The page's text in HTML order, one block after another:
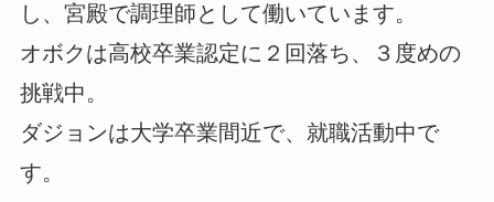
し、宮殿で調理師として働いています。
オボクは高校卒業認定に２回落ち、３度めの
挑戦中。
ダジョンは大学卒業間近で、就職活動中で
す。